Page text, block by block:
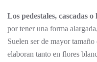
Los pedestales, cascadas
por tener una forma
Suelen ser de mayor
elaboran tanto en flores